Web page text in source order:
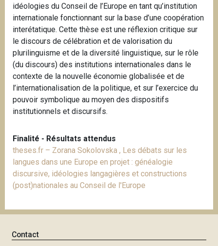
idéologies du Conseil de l’Europe en tant qu’institution
internationale fonctionnant sur la base d’une coopération
interétatique. Cette thèse est une réflexion critique sur
le discours de célébration et de valorisation du
plurilinguisme et de la diversité linguistique, sur le rôle
(du discours) des institutions internationales dans le
contexte de la nouvelle économie globalisée et de
l’internationalisation de la politique, et sur l’exercice du
pouvoir symbolique au moyen des dispositifs
institutionnels et discursifs.
Finalité - Résultats attendus
theses.fr – Zorana Sokolovska , Les débats sur les
langues dans une Europe en projet : généalogie
discursive, idéologies langagières et constructions
(post)nationales au Conseil de l'Europe
Contact